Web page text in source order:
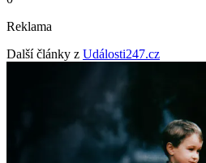
Reklama
Další články z Události247.cz